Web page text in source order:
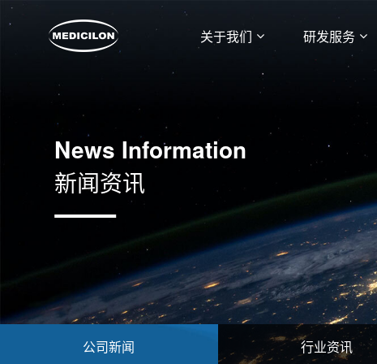
关于我们 研发服务
News Information
新闻资讯
公司新闻 行业资讯